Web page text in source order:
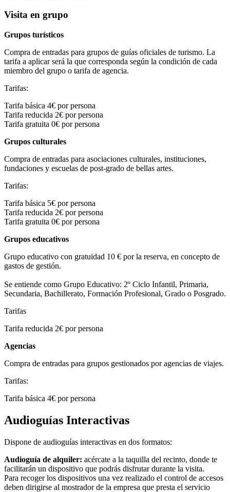
Visita en grupo
Grupos turísticos
Compra de entradas para grupos de guías oficiales de turismo. La
tarifa a aplicar será la que corresponda según la condición de cada
miembro del grupo o tarifa de agencia.
Tarifas:
Tarifa básica 4€ por persona
Tarifa reducida 2€ por persona
Tarifa gratuita 0€ por persona
Grupos culturales
Compra de entradas para asociaciones culturales, instituciones,
fundaciones y escuelas de post-grado de bellas artes.
Tarifas:
Tarifa básica 5€ por persona
Tarifa reducida 2€ por persona
Tarifa gratuita 0€ por persona
Grupos educativos
Grupo educativo con gratuidad 10 € por la reserva, en concepto de
gastos de gestión.
Se entiende como Grupo Educativo: 2º Ciclo Infantil, Primaria,
Secundaria, Bachillerato, Formación Profesional, Grado o Posgrado.
Tarifas
Tarifa reducida 2€ por persona
Agencias
Compra de entradas para grupos gestionados por agencias de viajes.
Tarifas:
Tarifa básica 4€ por persona
Audioguías Interactivas
Dispone de audioguías interactivas en dos formatos:
Audioguía de alquiler: acércate a la taquilla del recinto, donde te
facilitarán un dispositivo que podrás disfrutar durante la visita.
Para recoger los dispositivos una vez realizado el control de accesos
deben dirigirse al mostrador de la empresa que presta el servicio